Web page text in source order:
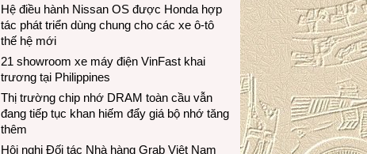
Hệ điều hành Nissan OS được Honda hợp
tác phát triển dùng chung cho các xe ô-tô
thế hệ mới
21 showroom xe máy điện VinFast khai
trương tại Philippines
Thị trường chip nhớ DRAM toàn cầu vẫn
đang tiếp tục khan hiếm đẩy giá bộ nhớ tăng
thêm
Hội nghị Đối tác Nhà hàng Grab Việt Nam